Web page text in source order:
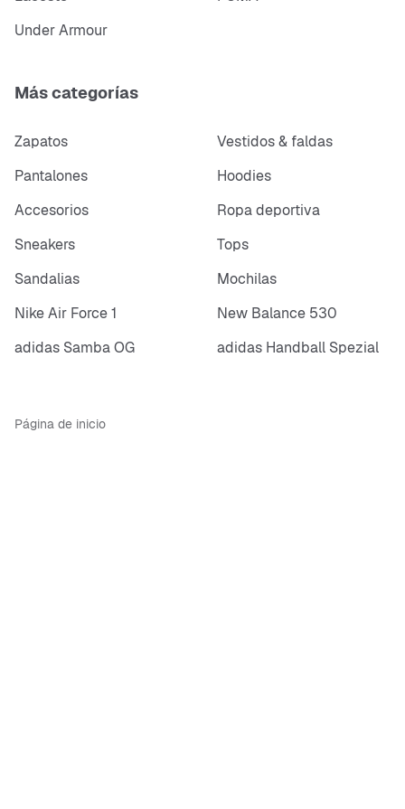
Under Armour
Más categorías
Zapatos
Vestidos & faldas
Pantalones
Hoodies
Accesorios
Ropa deportiva
Sneakers
Tops
Sandalias
Mochilas
Nike Air Force 1
New Balance 530
adidas Samba OG
adidas Handball Spezial
Página de inicio